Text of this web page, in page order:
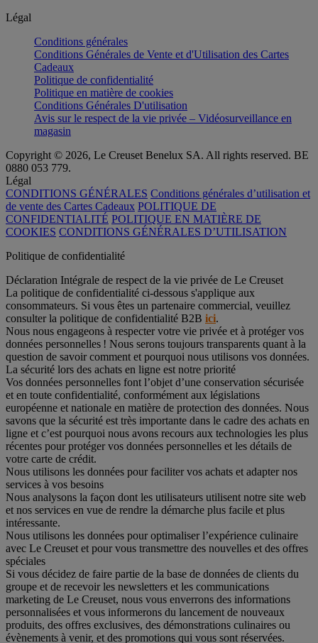
Légal
Conditions générales
Conditions Générales de Vente et d'Utilisation des Cartes
Cadeaux
Politique de confidentialité
Politique en matière de cookies
Conditions Générales D'utilisation
Avis sur le respect de la vie privée – Vidéosurveillance en
magasin
Copyright © 2026, Le Creuset Benelux SA. All rights reserved. BE
0880 053 779.
Légal
CONDITIONS GÉNÉRALES Conditions générales d’utilisation et
de vente des Cartes Cadeaux POLITIQUE DE
CONFIDENTIALITÉ POLITIQUE EN MATIÈRE DE
COOKIES CONDITIONS GÉNÉRALES D’UTILISATION
Politique de confidentialité
Déclaration Intégrale de respect de la vie privée de Le Creuset
La politique de confidentialité ci-dessous s'applique aux
consommateurs. Si vous êtes un partenaire commercial, veuillez
consulter la politique de confidentialité B2B ici.
Nous nous engageons à respecter votre vie privée et à protéger vos
données personnelles ! Nous serons toujours transparents quant à la
question de savoir comment et pourquoi nous utilisons vos données.
La sécurité lors des achats en ligne est notre priorité
Vos données personnelles font l’objet d’une conservation sécurisée
et en toute confidentialité, conformément aux législations
européenne et nationale en matière de protection des données. Nous
savons que la sécurité est très importante dans le cadre des achats en
ligne et c’est pourquoi nous avons recours aux technologies les plus
récentes pour protéger vos données personnelles et les détails de
votre carte de crédit.
Nous utilisons les données pour faciliter vos achats et adapter nos
services à vos besoins
Nous analysons la façon dont les utilisateurs utilisent notre site web
et nos services en vue de rendre la démarche plus facile et plus
intéressante.
Nous utilisons les données pour optimaliser l’expérience culinaire
avec Le Creuset et pour vous transmettre des nouvelles et des offres
spéciales
Si vous décidez de faire partie de la base de données de clients du
groupe et de recevoir les newsletters et les communications
marketing de Le Creuset, nous vous enverrons des informations
personnalisées et vous informerons du lancement de nouveaux
produits, des offres exclusives, des démonstrations culinaires ou
évènements à venir, et des promotions qui vous sont réservées.